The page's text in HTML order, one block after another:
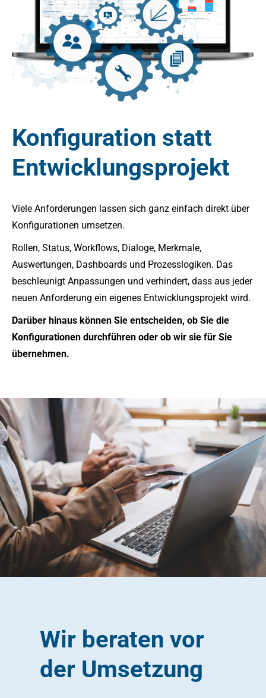
Konfiguration statt
Entwicklungsprojekt
Viele Anforderungen lassen sich ganz einfach direkt über
Konfigurationen umsetzen.
Rollen, Status, Workflows, Dialoge, Merkmale,
Auswertungen, Dashboards und Prozesslogiken. Das
beschleunigt Anpassungen und verhindert, dass aus jeder
neuen Anforderung ein eigenes Entwicklungsprojekt wird.
Darüber hinaus können Sie entscheiden, ob Sie die
Konfigurationen durchführen oder ob wir sie für Sie
übernehmen.
Wir beraten vor
der Umsetzung